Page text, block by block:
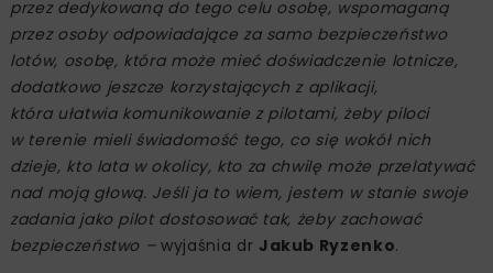
przez dedykowaną do tego celu osobę, wspomaganą
przez osoby odpowiadające za samo bezpieczeństwo
lotów, osobę, która może mieć doświadczenie lotnicze,
dodatkowo jeszcze korzystających z aplikacji,
która ułatwia komunikowanie z pilotami, żeby piloci
w terenie mieli świadomość tego, co się wokół nich
dzieje, kto lata w okolicy, kto za chwilę może przelatywać
nad moją głową. Jeśli ja to wiem, jestem w stanie swoje
zadania jako pilot dostosować tak, żeby zachować
bezpieczeństwo –wyjaśnia dr Jakub Ryzenko.